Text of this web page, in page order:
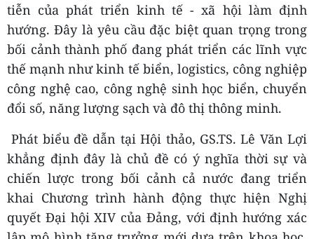
tiễn của phát triển kinh tế - xã hội làm định
hướng. Đây là yêu cầu đặc biệt quan trọng trong
bối cảnh thành phố đang phát triển các lĩnh vực
thế mạnh như kinh tế biển, logistics, công nghiệp
công nghệ cao, công nghệ sinh học biển, chuyển
đổi số, năng lượng sạch và đô thị thông minh.
Phát biểu đề dẫn tại Hội thảo, GS.TS. Lê Văn Lợi
khẳng định đây là chủ đề có ý nghĩa thời sự và
chiến lược trong bối cảnh cả nước đang triển
khai Chương trình hành động thực hiện Nghị
quyết Đại hội XIV của Đảng, với định hướng xác